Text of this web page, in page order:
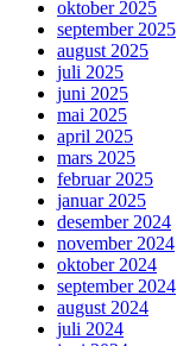
oktober 2025
september 2025
august 2025
juli 2025
juni 2025
mai 2025
april 2025
mars 2025
februar 2025
januar 2025
desember 2024
november 2024
oktober 2024
september 2024
august 2024
juli 2024